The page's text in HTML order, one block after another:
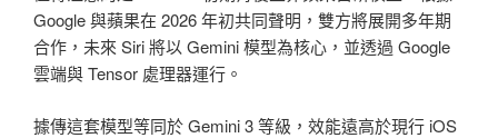
Google 與蘋果在 2026 年初共同聲明，雙方將展開多年期
合作，未來 Siri 將以 Gemini 模型為核心，並透過 Google
雲端與 Tensor 處理器運行。
據傳這套模型等同於 Gemini 3 等級，效能遠高於現行 iOS